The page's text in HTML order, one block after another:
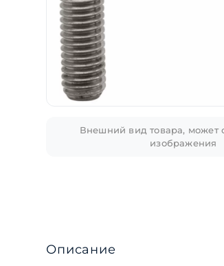
Внешний вид товара, может
изображения
Описание